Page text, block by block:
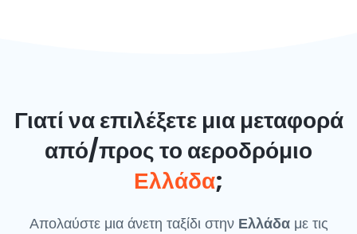
Γιατί να επιλέξετε μια μεταφορά
από/προς το αεροδρόμιο
Ελλάδα;
Απολαύστε μια άνετη ταξίδι στην Ελλάδαμε τις